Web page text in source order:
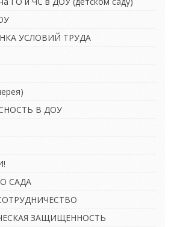
УСЛОВИЙ ТРУДА
В ДОУ
САДА
ЗАЩИЩЕННОСТЬ